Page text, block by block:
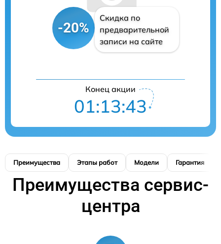
-20%
Скидка по
предварительной
записи на сайте
Конец акции
01:13:42
Преимущества Этапы работ Модели Гарантия
Преимущества сервис-
центра